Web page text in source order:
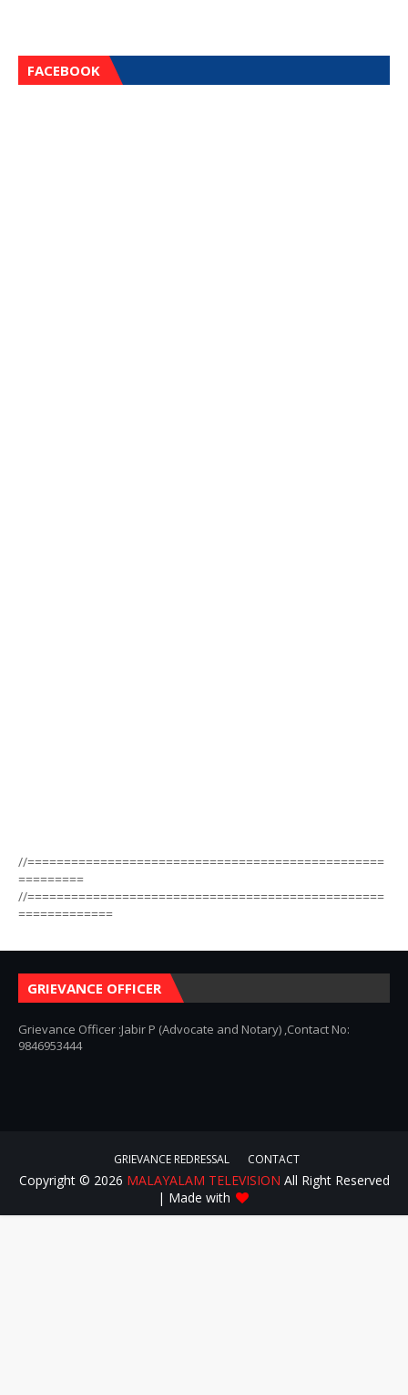
FACEBOOK
//=================================================
=========
//=================================================
=============
GRIEVANCE OFFICER
Grievance Officer :Jabir P (Advocate and Notary) ,Contact No:
9846953444
GRIEVANCE REDRESSAL CONTACT
Copyright © 2026 MALAYALAM TELEVISION All Right Reserved
| Made with